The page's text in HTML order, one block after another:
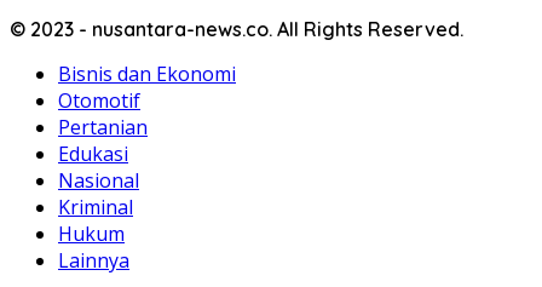
© 2023 - nusantara-news.co. All Rights Reserved.
Bisnis dan Ekonomi
Otomotif
Pertanian
Edukasi
Nasional
Kriminal
Hukum
Lainnya